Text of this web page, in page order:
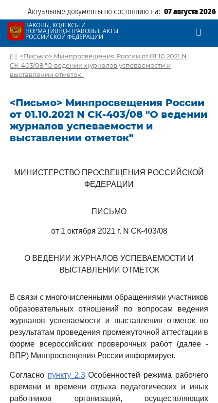
Актуальные документы по состоянию на: 07 августа 2026
ЗАКОНЫ, КОДЕКСЫ И
НОРМАТИВНО-ПРАВОВЫЕ АКТЫ
РОССИЙСКОЙ ФЕДЕРАЦИИ
| <Письмо> Минпросвещения России от 01.10.2021 N
СК-403/08 "О ведении журналов успеваемости и
выставлении отметок"
<Письмо> Минпросвещения России
от 01.10.2021 N СК-403/08 "О ведении
журналов успеваемости и
выставлении отметок"
МИНИСТЕРСТВО ПРОСВЕЩЕНИЯ РОССИЙСКОЙ
ФЕДЕРАЦИИ
ПИСЬМО
от 1 октября 2021 г. N СК-403/08
О ВЕДЕНИИ ЖУРНАЛОВ УСПЕВАЕМОСТИ И
ВЫСТАВЛЕНИИ ОТМЕТОК
В связи с многочисленными обращениями участников
образовательных отношений по вопросам ведения
журналов успеваемости и выставления отметок по
результатам проведения промежуточной аттестации в
форме всероссийских проверочных работ (далее -
ВПР) Минпросвещения России информирует.
Согласно пункту 2.3Особенностей режима рабочего
времени и времени отдыха педагогических и иных
работников организаций, осуществляющих